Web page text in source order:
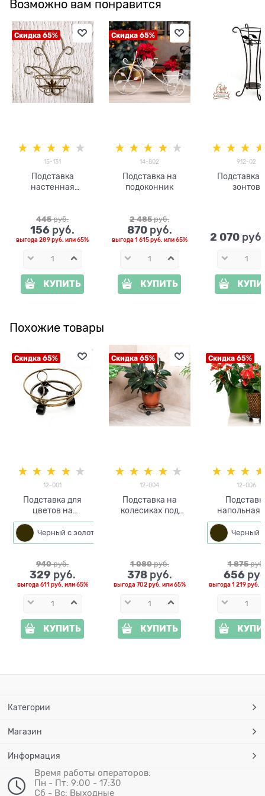
Возможно вам понравится
Скидка 65%
15-131
Подставка
настенная
445 руб.
156 руб.
выгода289 руб. или65%
КУПИТЬ
Скидка 65%
14-802
Подставка на
подоконник
2 485 руб.
870 руб.
выгода 1 615 руб. или65%
КУПИТЬ
912-02
Подставка
зонтов
2 070
Похожие товары
Скидка 65%
12-001
Подставка для
цветов на
колесиках 12-001
металл
940 руб.
329 руб.
выгода 611 руб. или65%
КУПИТЬ
Скидка 65%
12-004
Подставка на
колесиках под
1 080 руб.
378 руб.
выгода 702 руб. или65%
КУПИТЬ
Скидка 65%
12-006
напольная
цветов 12-
1 875 руб.
656
выгода 1 219 руб.
Категории
Магазин
Информация
Время работы операторов:
Пн - Пт: 9:00 - 17:30
Сб - Вс: Выходные